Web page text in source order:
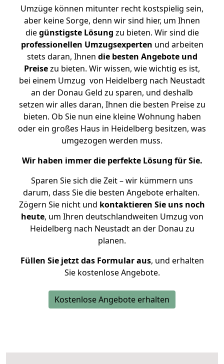
Umzüge können mitunter recht kostspielig sein,
aber keine Sorge, denn wir sind hier, um Ihnen
diegünstigste Lösung zu bieten. Wir sind die
professionellen Umzugsexperten und arbeiten
stets daran, Ihnen die besten Angebote und
Preisezu bieten. Wir wissen, wie wichtig es ist,
bei einem Umzug von Heidelberg nach Neustadt
an der Donau Geld zu sparen, und deshalb
setzen wir alles daran, Ihnen die besten Preise zu
bieten. Ob Sie nun eine kleine Wohnung haben
oder ein großes Haus in Heidelberg besitzen, was
umgezogen werden muss.
Wir haben immer die perfekte Lösung für Sie.
Sparen Sie sich die Zeit – wir kümmern uns
darum, dass Sie die besten Angebote erhalten.
Zögern Sie nicht und kontaktieren Sie uns noch
heute, um Ihren deutschlandweiten Umzug von
Heidelberg nach Neustadt an der Donau zu
planen.
Füllen Sie jetzt das Formular aus, und erhalten
Sie kostenlose Angebote.
Kostenlose Angebote erhalten